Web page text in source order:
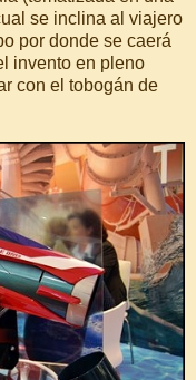
se inclina al viajero
por donde se caerá
invento en pleno
con el tobogán de